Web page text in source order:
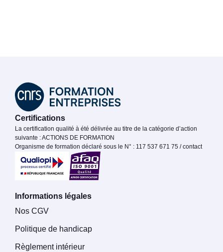
Certifications
La certification qualité à été délivrée au titre de la catégorie d’action
suivante : ACTIONS DE FORMATION
Organisme de formation déclaré sous le N° : 117 537 671 75 / contact
Informations légales
Nos CGV
Politique de handicap
Règlement intérieur